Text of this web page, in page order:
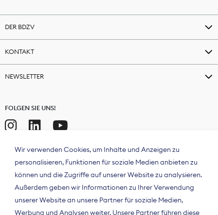
DER BDZV
KONTAKT
NEWSLETTER
FOLGEN SIE UNS!
Wir verwenden Cookies, um Inhalte und Anzeigen zu
personalisieren, Funktionen für soziale Medien anbieten zu
können und die Zugriffe auf unserer Website zu analysieren.
Außerdem geben wir Informationen zu Ihrer Verwendung
unserer Website an unsere Partner für soziale Medien,
Werbung und Analysen weiter. Unsere Partner führen diese